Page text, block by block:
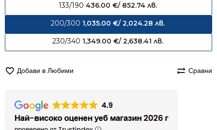
133/190 436.00 €/ 852.74 лв.
200/300 1,035.00 €/ 2,024.28 лв.
230/340 1,349.00 €/ 2,638.41 лв.
Добави в Любими Сравни